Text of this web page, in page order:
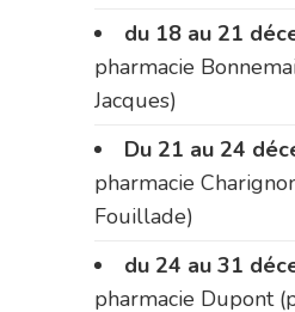
du 18 au 21
pharmacie
Jacques)
Du 21 au 24
pharmacie
Fouillade)
du 24 au 31
pharmacie Dupont